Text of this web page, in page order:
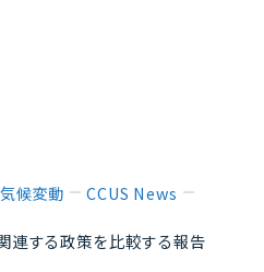
気候変動
CCUS News
連する政策を比較する報告